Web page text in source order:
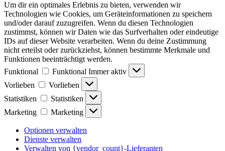
Um dir ein optimales Erlebnis zu bieten, verwenden wir
Technologien wie Cookies, um Geräteinformationen zu speichern
und/oder darauf zuzugreifen. Wenn du diesen Technologien
zustimmst, können wir Daten wie das Surfverhalten oder eindeutige
IDs auf dieser Website verarbeiten. Wenn du deine Zustimmung
nicht erteilst oder zurückziehst, können bestimmte Merkmale und
Funktionen beeinträchtigt werden.
Funktional
Funktional Immer aktiv
Vorlieben
Vorlieben
Statistiken
Statistiken
Marketing
Marketing
Optionen verwalten
Dienste verwalten
Verwalten von {vendor_count}-Lieferanten